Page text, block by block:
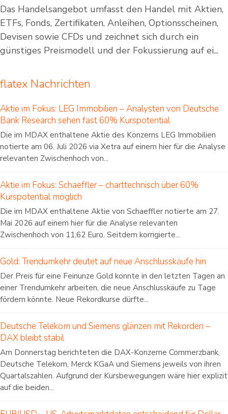
Das Handelsangebot umfasst den Handel mit Aktien,
ETFs, Fonds, Zertifikaten, Anleihen, Optionsscheinen,
Devisen sowie CFDs und zeichnet sich durch ein
günstiges Preismodell und der Fokussierung auf ei...
flatex Nachrichten
Aktie im Fokus: LEG Immobilien – Analysten von Deutsche
Bank Research sehen fast 60% Kurspotential
Die im MDAX enthaltene Aktie des Konzerns LEG Immobilien
notierte am 06. Juli 2026 via Xetra auf einem hier für die Analyse
relevanten Zwischenhoch von...
Aktie im Fokus: Schaeffler – charttechnisch über 60%
Kurspotential möglich
Die im MDAX enthaltene Aktie von Schaeffler notierte am 27.
Mai 2026 auf einem hier für die Analyse relevanten
Zwischenhoch von 11,62 Euro. Seitdem korrigierte...
Gold: Trendumkehr deutet auf neue Anschlusskäufe hin
Der Preis für eine Feinunze Gold konnte in den letzten Tagen an
einer Trendumkehr arbeiten, die neue Anschlusskäufe zu Tage
fördern könnte. Neue Rekordkurse dürfte...
Deutsche Telekom und Siemens glänzen mit Rekorden –
DAX bleibt stabil
Am Donnerstag berichteten die DAX-Konzerne Commerzbank,
Deutsche Telekom, Merck KGaA und Siemens jeweils von ihren
Quartalszahlen. Aufgrund der Kursbewegungen wäre hier explizit
auf die beiden...